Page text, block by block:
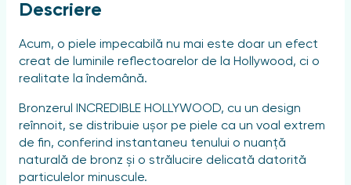
Descriere
Acum, o piele impecabilă nu mai este doar un efect
creat de luminile reflectoarelor de la Hollywood, ci o
realitate la îndemână.
Bronzerul INCREDIBLE HOLLYWOOD, cu un design
reînnoit, se distribuie ușor pe piele ca un voal extrem
de fin, conferind instantaneu tenului o nuanță
naturală de bronz și o strălucire delicată datorită
particulelor minuscule.